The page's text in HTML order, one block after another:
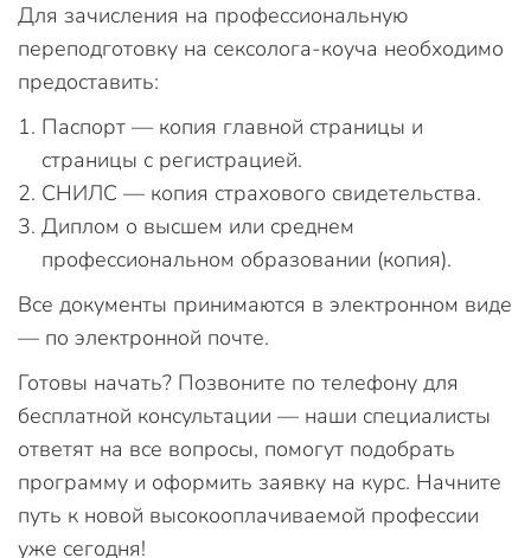
Для зачисления на профессиональную
переподготовку на сексолога-коуча необходимо
предоставить:
Паспорт — копия главной страницы и
страницы с регистрацией.
СНИЛС — копия страхового свидетельства.
Диплом о высшем или среднем
профессиональном образовании (копия).
Все документы принимаются в электронном виде
— по электронной почте.
Готовы начать? Позвоните по телефону для
бесплатной консультации — наши специалисты
ответят на все вопросы, помогут подобрать
программу и оформить заявку на курс. Начните
путь к новой высокооплачиваемой профессии
уже сегодня!